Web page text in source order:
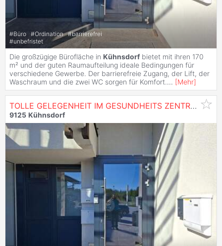
#Büro #Ordination #barrierefrei
#unbefristet
Die großzügige Bürofläche in Kühnsdorf bietet mit ihren 170
m² und der guten Raumaufteilung ideale Bedingungen für
verschiedene Gewerbe. Der barrierefreie Zugang, der Lift, der
Waschraum und die zwei WC sorgen für Komfort.... [Mehr]
TOLLE GELEGENHEIT IM GESUNDHEITS ZENTRUM
9125 Kühnsdorf